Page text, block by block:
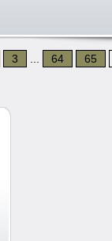
3 64 65